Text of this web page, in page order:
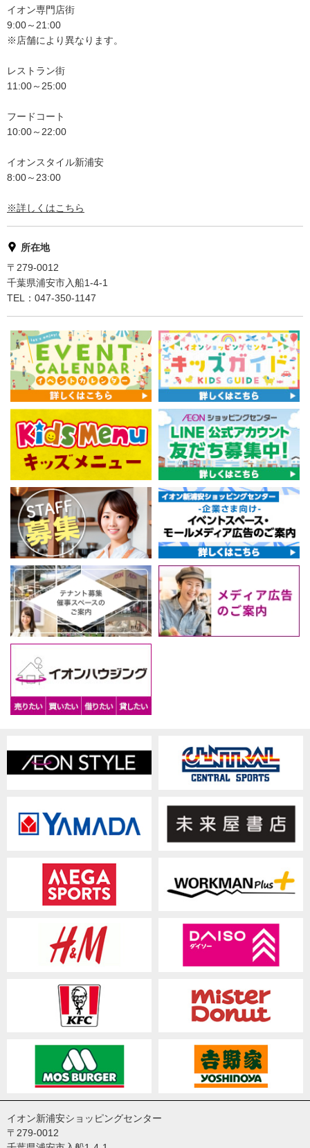
イオン専門店街
9:00～21:00
※店舗により異なります。
レストラン街
11:00～25:00
フードコート
10:00～22:00
イオンスタイル新浦安
8:00～23:00
※詳しくはこちら
所在地
〒279-0012
千葉県浦安市入船1-4-1
TEL：047-350-1147
イオン新浦安ショッピングセンター
〒279-0012